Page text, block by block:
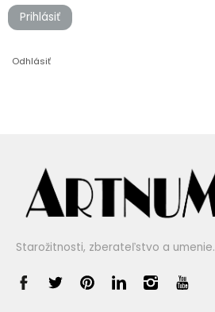
Prihlásiť
Odhlásiť
Starožitnosti, zberateľstvo a umenie.